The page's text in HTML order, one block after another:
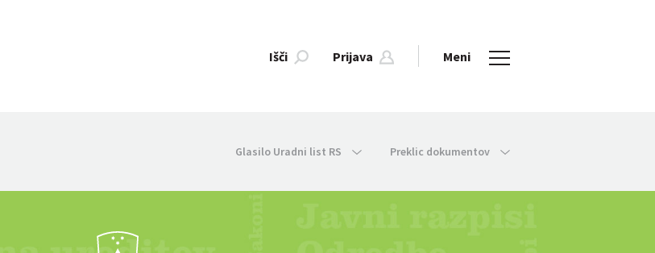
Išči Prijava Meni
Glasilo Uradni list RS Preklic dokumentov